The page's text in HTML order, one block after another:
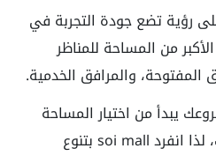
رؤية تضع جودة التجربة في
من المساحة للمناظر
المفتوحة، والمرافق الخدمية.
يبدأ من اختيار المساحة
التي تناسب حجم طموحاتك، لذا انفرد soi mall بتنوع